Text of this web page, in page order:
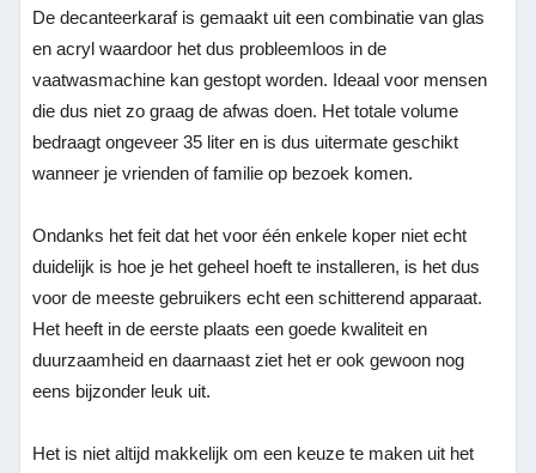
De decanteerkaraf is gemaakt uit een combinatie van glas
en acryl waardoor het dus probleemloos in de
vaatwasmachine kan gestopt worden. Ideaal voor mensen
die dus niet zo graag de afwas doen. Het totale volume
bedraagt ongeveer 35 liter en is dus uitermate geschikt
wanneer je vrienden of familie op bezoek komen.
Ondanks het feit dat het voor één enkele koper niet echt
duidelijk is hoe je het geheel hoeft te installeren, is het dus
voor de meeste gebruikers echt een schitterend apparaat.
Het heeft in de eerste plaats een goede kwaliteit en
duurzaamheid en daarnaast ziet het er ook gewoon nog
eens bijzonder leuk uit.
Het is niet altijd makkelijk om een keuze te maken uit het